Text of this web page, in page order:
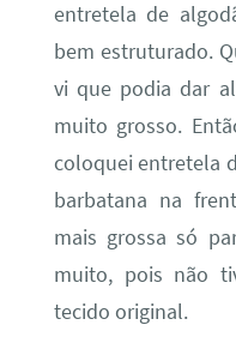
entretela de
bem estruturado.
vi que podia dar
muito grosso.
coloquei entretela
barbatana na
mais grossa só
muito, pois não
tecido original.